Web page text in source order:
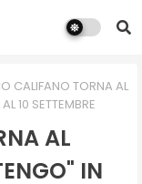
CALIFANO TORNA AL
10 SETTEMBRE
AL
IN